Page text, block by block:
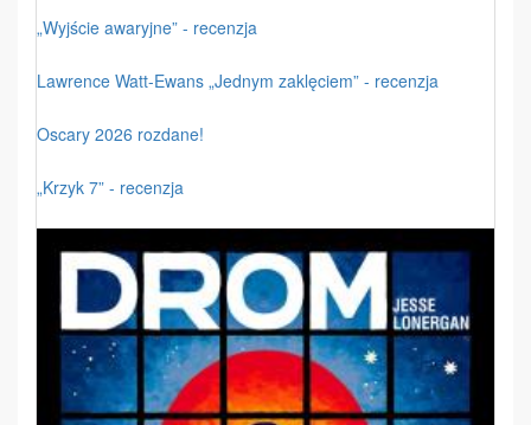
„Wyjście awaryjne” - recenzja
Lawrence Watt-Ewans „Jednym zaklęciem” - recenzja
Oscary 2026 rozdane!
„Krzyk 7” - recenzja